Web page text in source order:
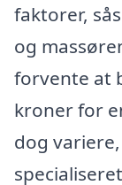
faktorer,
og
forvente at
kroner for
dog